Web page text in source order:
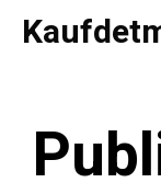
Saltar